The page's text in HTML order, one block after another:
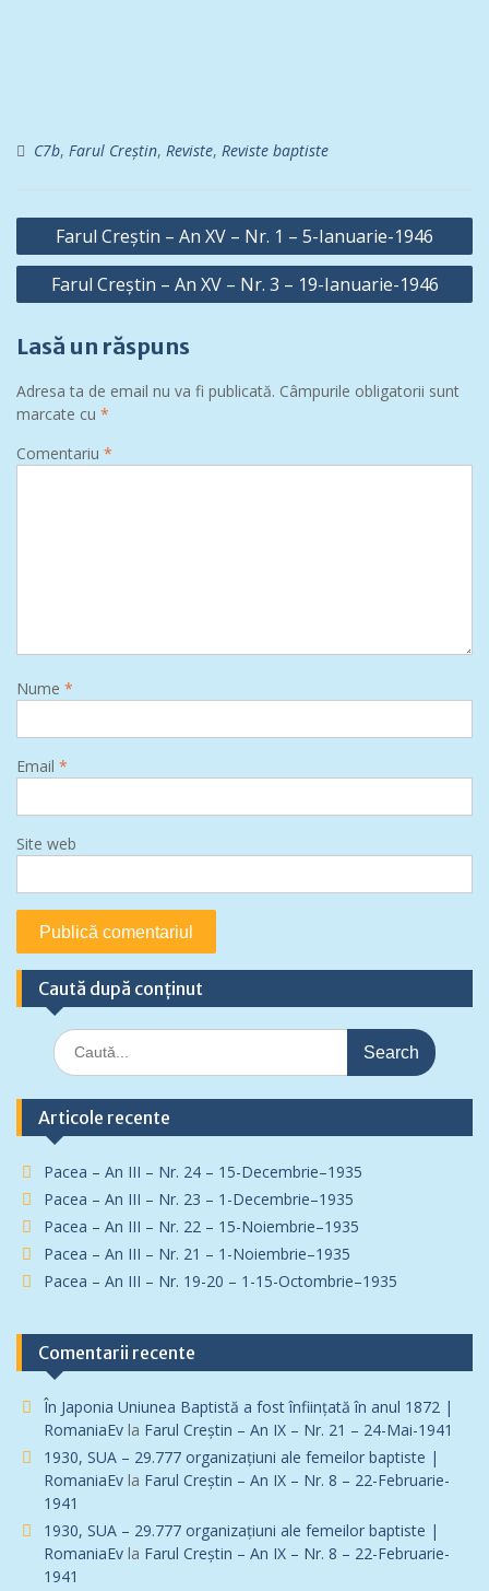
C7b, Farul Creștin, Reviste, Reviste baptiste
Navigare
în
articole
Farul Creștin – An XV – Nr. 1 – 5-Ianuarie-1946
Farul Creștin – An XV – Nr. 3 – 19-Ianuarie-1946
Lasă un răspuns
Adresa ta de email nu va fi publicată. Câmpurile obligatorii sunt
marcate cu *
Comentariu *
Nume *
Email *
Site web
Caută după conținut
Search
for:
Articole recente
Pacea – An III – Nr. 24 – 15-Decembrie–1935
Pacea – An III – Nr. 23 – 1-Decembrie–1935
Pacea – An III – Nr. 22 – 15-Noiembrie–1935
Pacea – An III – Nr. 21 – 1-Noiembrie–1935
Pacea – An III – Nr. 19-20 – 1-15-Octombrie–1935
Comentarii recente
În Japonia Uniunea Baptistă a fost înfiinţată în anul 1872 |
RomaniaEv la Farul Creștin – An IX – Nr. 21 – 24-Mai-1941
1930, SUA – 29.777 organizațiuni ale femeilor baptiste |
RomaniaEv la Farul Creștin – An IX – Nr. 8 – 22-Februarie-
1941
1930, SUA – 29.777 organizațiuni ale femeilor baptiste |
RomaniaEv la Farul Creștin – An IX – Nr. 8 – 22-Februarie-
1941